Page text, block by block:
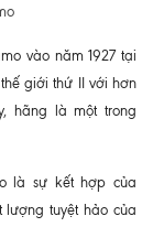
vào năm 1927 tại
giới thứ II với hơn
hãng là một trong
là sự kết hợp của
lượng tuyệt hảo của